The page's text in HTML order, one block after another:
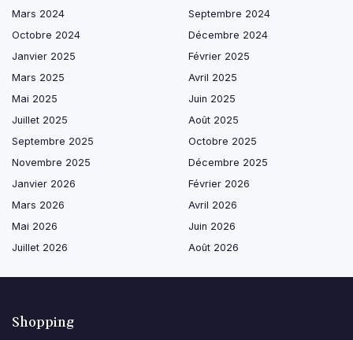
Mars 2024
Septembre 2024
Octobre 2024
Décembre 2024
Janvier 2025
Février 2025
Mars 2025
Avril 2025
Mai 2025
Juin 2025
Juillet 2025
Août 2025
Septembre 2025
Octobre 2025
Novembre 2025
Décembre 2025
Janvier 2026
Février 2026
Mars 2026
Avril 2026
Mai 2026
Juin 2026
Juillet 2026
Août 2026
Shopping